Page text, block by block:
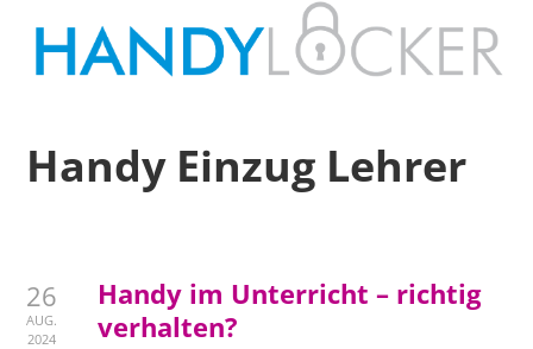
Handy Einzug Lehrer
26
AUG.
2024
Handy im Unterricht – richtig
verhalten?